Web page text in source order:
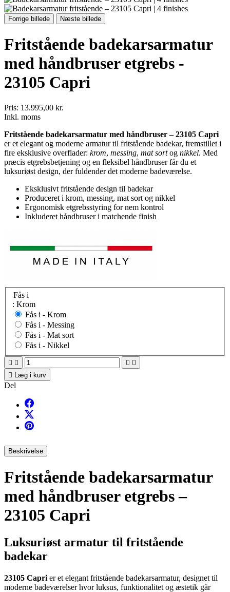
Forrige billede Næste billede
Fritstående badekarsarmatur
med håndbruser etgrebs -
23105 Capri
Pris: 13.995,00 kr.
Inkl. moms
Fritstående badekarsarmatur med håndbruser – 23105 Capri
er et elegant og moderne armatur til fritstående badekar, fremstillet i
fire eksklusive overflader: krom, messing, mat sortog nikkel. Med
præcis etgrebsbetjening og en fleksibel håndbruser får du et
luksuriøst design, der fuldender det moderne badeværelse.
Eksklusivt fritstående design til badekar
Produceret i krom, messing, mat sort og nikkel
Ergonomisk etgrebsstyring for nem kontrol
Inkluderet håndbruser i matchende finish
Fås i
: Krom
Fås i - Krom
Fås i - Messing
Fås i - Mat sort
Fås i - Nikkel
   
 Læg i kurv
Del
Beskrivelse
Fritstående badekarsarmatur
med håndbruser etgrebs –
23105 Capri
Luksuriøst armatur til fritstående
badekar
23105 Capri er et elegant fritstående badekarsarmatur, designet til
moderne badeværelser hvor luksus, funktionalitet og æstetik går